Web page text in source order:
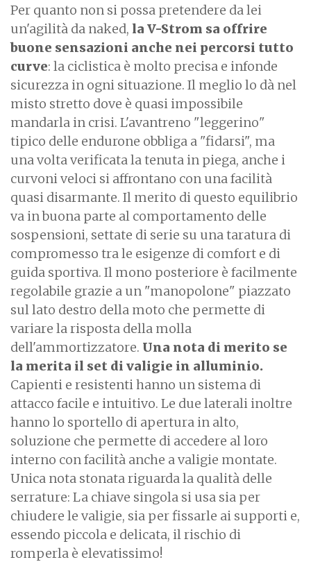
Per quanto non si possa pretendere da lei
un'agilità da naked, la V-Strom sa offrire
buone sensazioni anche nei percorsi tutto
curve: la ciclistica è molto precisa e infonde
sicurezza in ogni situazione. Il meglio lo dà nel
misto stretto dove è quasi impossibile
mandarla in crisi. L'avantreno "leggerino"
tipico delle endurone obbliga a "fidarsi", ma
una volta verificata la tenuta in piega, anche i
curvoni veloci si affrontano con una facilità
quasi disarmante. Il merito di questo equilibrio
va in buona parte al comportamento delle
sospensioni, settate di serie su una taratura di
compromesso tra le esigenze di comfort e di
guida sportiva. Il mono posteriore è facilmente
regolabile grazie a un "manopolone" piazzato
sul lato destro della moto che permette di
variare la risposta della molla
dell'ammortizzatore. Una nota di merito se
la merita il set di valigie in alluminio.
Capienti e resistenti hanno un sistema di
attacco facile e intuitivo. Le due laterali inoltre
hanno lo sportello di apertura in alto,
soluzione che permette di accedere al loro
interno con facilità anche a valigie montate.
Unica nota stonata riguarda la qualità delle
serrature: La chiave singola si usa sia per
chiudere le valigie, sia per fissarle ai supporti e,
essendo piccola e delicata, il rischio di
romperla è elevatissimo!